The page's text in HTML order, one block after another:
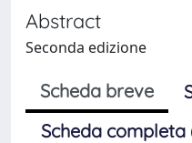
Abstract
Seconda edizione
Scheda breve
Scheda completa